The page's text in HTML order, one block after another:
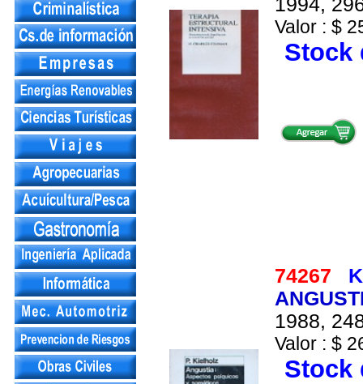
1994,
Valor : $
Stock
74267
1988,
Valor : $
Stock